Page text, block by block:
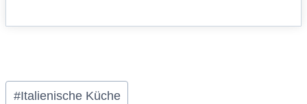
Schlagworte:
#Italienische Küche